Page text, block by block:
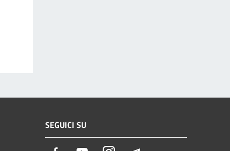
SEGUICI SU